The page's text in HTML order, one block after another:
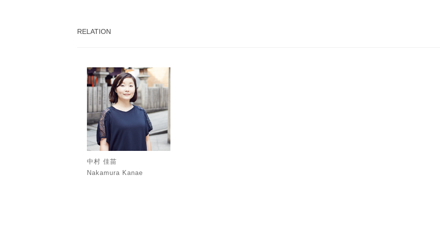
RELATION
中村 佳苗
Nakamura Kanae